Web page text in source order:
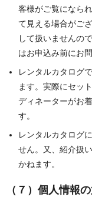
客様がご覧になら
て見える場合がご
して扱いませんの
はお申込み前にお
レンタルカタログ
ます。実際にセッ
ディネーターがお
す。
レンタルカタログ
せん。又、紹介扱
かねます。
（７）個人情報